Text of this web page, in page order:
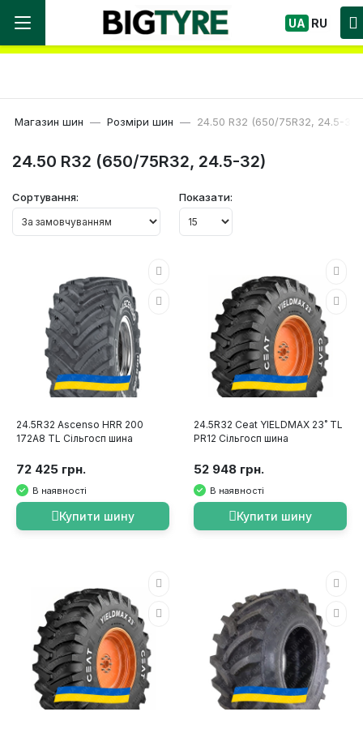
Ми працюємо! Великий вибір Шин, швидка
доставка по Україні!
UA RU
Магазин шин Розміри шин 24.50 R32 (650/75R32, 24.5-32)
24.50 R32 (650/75R32, 24.5-32)
Сортування: Показати:
24.5R32 Ascenso HRR 200
172A8 TL Сільгосп шина
72 425 грн.
В наявності
Купити шину
24.5R32 Ceat YIELDMAX 23˚ TL
PR12 Сільгосп шина
52 948 грн.
В наявності
Купити шину